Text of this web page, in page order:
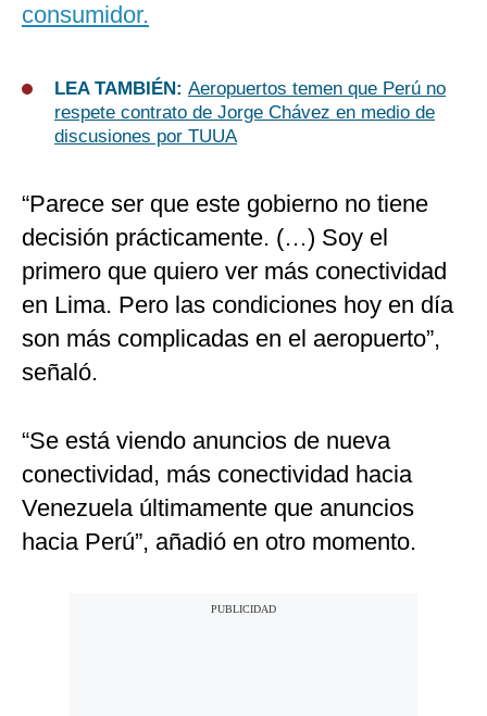
consumidor.
LEA TAMBIÉN: Aeropuertos temen que Perú no
respete contrato de Jorge Chávez en medio de
discusiones por TUUA
“Parece ser que este gobierno no tiene
decisión prácticamente. (…) Soy el
primero que quiero ver más conectividad
en Lima. Pero las condiciones hoy en día
son más complicadas en el aeropuerto”,
señaló.
“Se está viendo anuncios de nueva
conectividad, más conectividad hacia
Venezuela últimamente que anuncios
hacia Perú”, añadió en otro momento.